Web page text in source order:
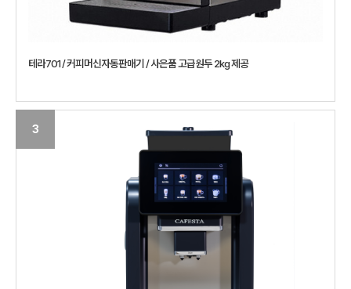
테라701 / 커피머신자동판매기 / 사은품 고급원두 2kg 제공
3